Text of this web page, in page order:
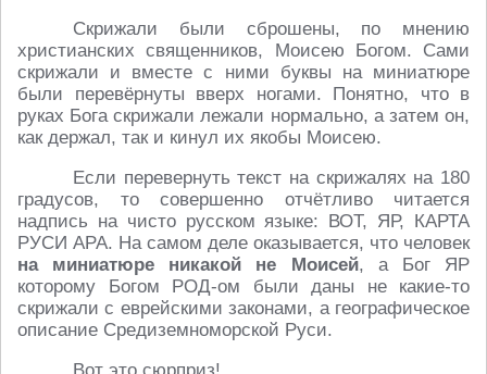
Скрижали были сброшены, по мнению
христианских священников, Моисею Богом. Сами
скрижали и вместе с ними буквы на миниатюре
были перевёрнуты вверх ногами. Понятно, что в
руках Бога скрижали лежали нормально, а затем он,
как держал, так и кинул их якобы Моисею.
Если перевернуть текст на скрижалях на 180
градусов, то совершенно отчётливо читается
надпись на чисто русском языке: ВОТ, ЯР, КАРТА
РУСИ АРА. На самом деле оказывается, что человек
на миниатюре никакой не Моисей, а Бог ЯР
которому Богом РОД-ом были даны не какие-то
скрижали с еврейскими законами, а географическое
описание Средиземноморской Руси.